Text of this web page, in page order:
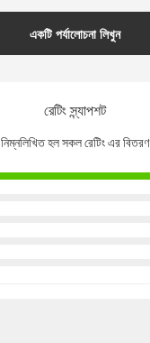
একটি পর্যালোচনা লিখুন
রেটিং স্ন্যাপশট
নিম্নলিখিত হল সকল রেটিং এর বিতরণ